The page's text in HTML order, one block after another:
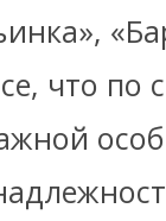
что